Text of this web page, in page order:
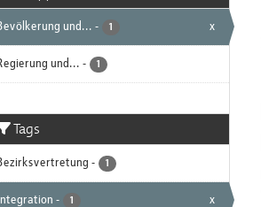
und... - 1 x
und... - 1
Tags
- 1
Integration - 1 x